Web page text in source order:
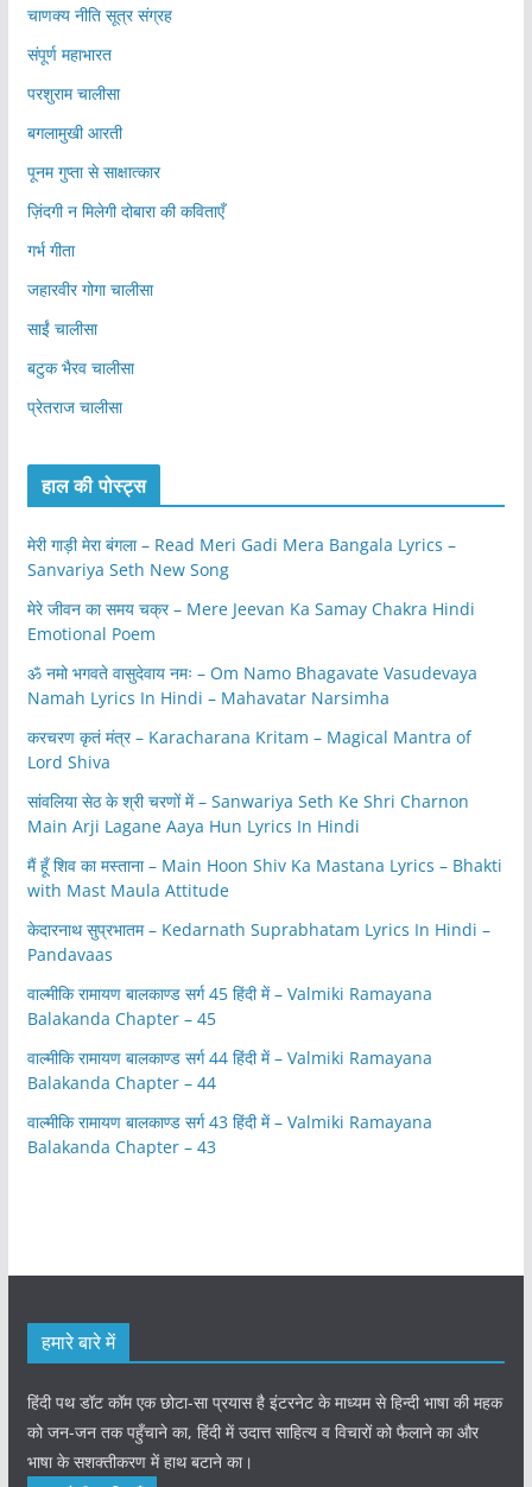
चाणक्य नीति सूत्र संग्रह
संपूर्ण महाभारत
परशुराम चालीसा
बगलामुखी आरती
पूनम गुप्ता से साक्षात्कार
ज़िंदगी न मिलेगी दोबारा की कविताएँ
गर्भ गीता
जहारवीर गोगा चालीसा
साईं चालीसा
बटुक भैरव चालीसा
प्रेतराज चालीसा
हाल की पोस्ट्स
मेरी गाड़ी मेरा बंगला – Read Meri Gadi Mera Bangala Lyrics –
Sanvariya Seth New Song
मेरे जीवन का समय चक्र – Mere Jeevan Ka Samay Chakra Hindi
Emotional Poem
ॐ नमो भगवते वासुदेवाय नमः – Om Namo Bhagavate Vasudevaya
Namah Lyrics In Hindi – Mahavatar Narsimha
करचरण कृतं मंत्र – Karacharana Kritam – Magical Mantra of
Lord Shiva
सांवलिया सेठ के श्री चरणों में – Sanwariya Seth Ke Shri Charnon
Main Arji Lagane Aaya Hun Lyrics In Hindi
मैं हूँ शिव का मस्ताना – Main Hoon Shiv Ka Mastana Lyrics – Bhakti
with Mast Maula Attitude
केदारनाथ सुप्रभातम – Kedarnath Suprabhatam Lyrics In Hindi –
Pandavaas
वाल्मीकि रामायण बालकाण्ड सर्ग 45 हिंदी में – Valmiki Ramayana
Balakanda Chapter – 45
वाल्मीकि रामायण बालकाण्ड सर्ग 44 हिंदी में – Valmiki Ramayana
Balakanda Chapter – 44
वाल्मीकि रामायण बालकाण्ड सर्ग 43 हिंदी में – Valmiki Ramayana
Balakanda Chapter – 43
हमारे बारे में
हिंदी पथ डॉट कॉम एक छोटा-सा प्रयास है इंटरनेट के माध्यम से हिन्दी भाषा की महक
को जन-जन तक पहुँचाने का, हिंदी में उदात्त साहित्य व विचारों को फैलाने का और
भाषा के सशक्तीकरण में हाथ बटाने का।